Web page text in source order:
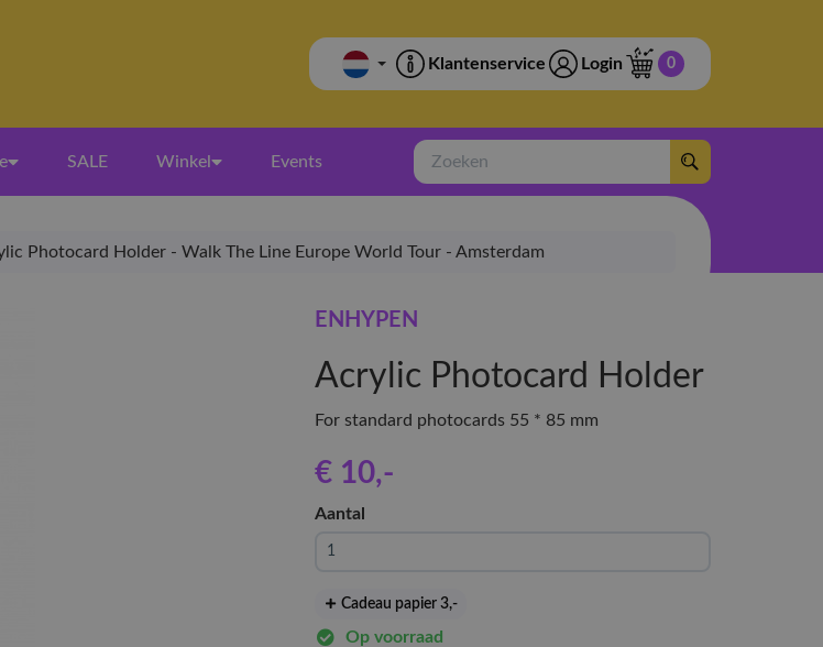
Klantenservice Login 0
SALE Winkel Events
Zoeken
Photocard Holder - Walk The Line Europe World Tour - Amsterdam
ENHYPEN
Acrylic Photocard Holder
For standard photocards 55 * 85 mm
€ 10,-
Aantal
Cadeau papier 3,-
Op voorraad